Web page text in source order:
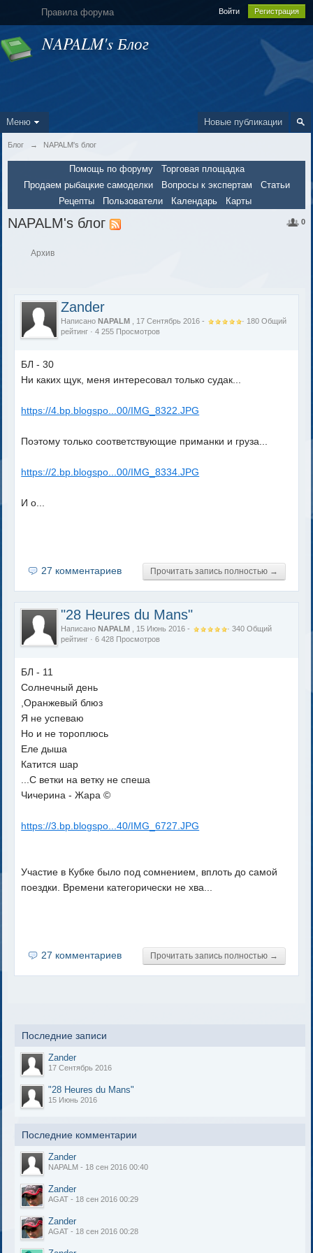
Правила форума Войти Регистрация
NAPALM's Блог
Новые публикации
Меню
Блог → NAPALM's блог
Помощь по форуму
Торговая площадка
Продаем рыбацкие самоделки
Вопросы к экспертам
Статьи
Рецепты
Пользователи Календарь Карты
0
NAPALM's блог
Архив
Zander
НаписаноNAPALM , 17 Сентябрь 2016 - · 180 Общий
рейтинг · 4 255 Просмотров
БЛ - 30
Ни каких щук, меня интересовал только судак...
https://4.bp.blogspo...00/IMG_8322.JPG
Поэтому только соответствующие приманки и груза...
https://2.bp.blogspo...00/IMG_8334.JPG
И о...
Прочитать запись полностью →
27 комментариев
"28 Heures du Mans"
НаписаноNAPALM , 15 Июнь 2016 - ·340 Общий
рейтинг · 6 428 Просмотров
БЛ - 11
Солнечный день
,Оранжевый блюз
Я не успеваю
Но и не тороплюсь
Еле дыша
Катится шар
...С ветки на ветку не спеша
Чичерина - Жара ©
https://3.bp.blogspo...40/IMG_6727.JPG
Участие в Кубке было под сомнением, вплоть до самой
поездки. Времени категорически не хва...
Прочитать запись полностью →
27 комментариев
Последние записи
Zander
17 Сентябрь 2016
"28 Heures du Mans"
15 Июнь 2016
Последние комментарии
Zander
NAPALM - 18 сен 2016 00:40
Zander
AGAT - 18 сен 2016 00:29
Zander
AGAT - 18 сен 2016 00:28